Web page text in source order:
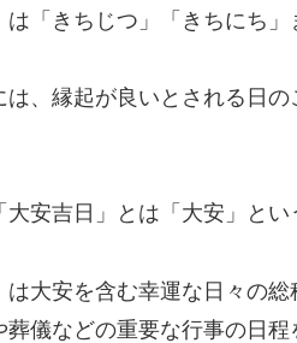
は「きちじつ」「きちにち
は、縁起が良いとされる日
大安吉日」とは「大安」と
は大安を含む幸運な日々の
葬儀などの重要な行事の日程